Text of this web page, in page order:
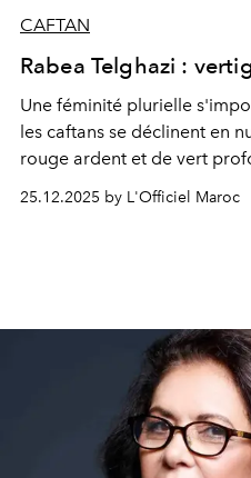
CAFTAN
Rabea Telghazi :
Une féminité plurielle
les caftans se déclinent en
rouge ardent et de vert
mêle à la force du maâlem,
et onirique de Lolita
25.12.2025 by L'Officiel Maroc